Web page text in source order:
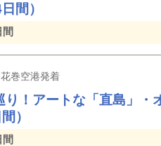
間）
間
巻空港発着
り！アートな「直島」
）
間